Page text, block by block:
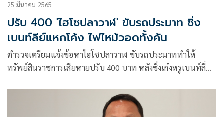
25 มีนาคม 2565
ปรับ 400 'ไฮโซปลาวาฬ' ขับรถประมาท ซิ่ง
เบนท์ลีย์แหกโค้ง ไฟไหม้วอดทั้งคัน
ตำรวจเตรียมแจ้งข้อหาไฮโซปลาวาฬ ขับรถประมาททำให้
ทรัพย์สินราชการเสียหายปรับ 400 บาท หลังซิ่งเก๋งหรูเบนท์ลี่ย์